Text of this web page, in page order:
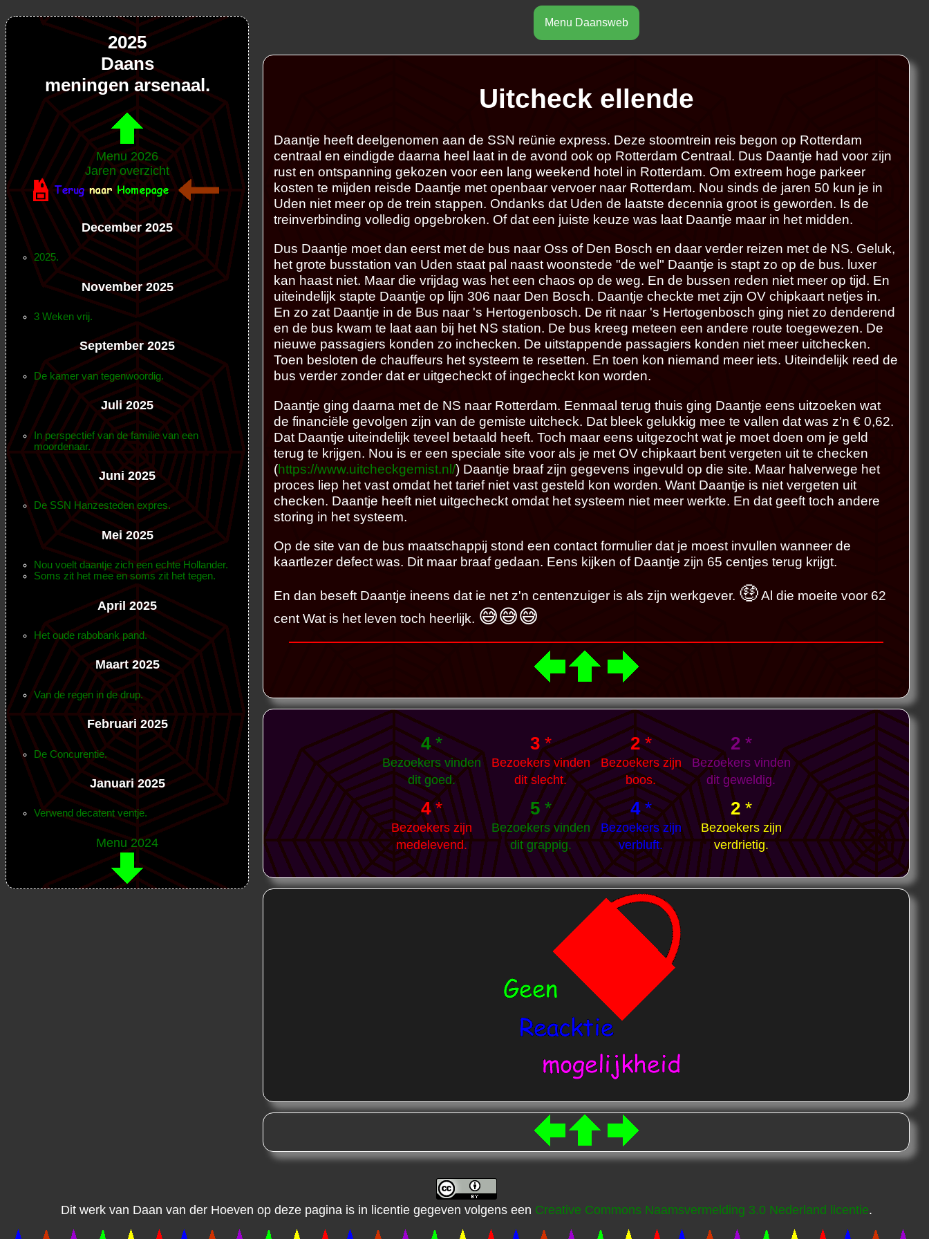
2025
Daans
meningen arsenaal.
Menu 2026
Jaren overzicht
December 2025
2025.
November 2025
3 Weken vrij.
September 2025
De kamer van tegenwoordig.
Juli 2025
In perspectief van de familie van een
moordenaar.
Juni 2025
De SSN Hanzesteden expres.
Mei 2025
Nou voelt daantje zich een echte Hollander.
Soms zit het mee en soms zit het tegen.
April 2025
Het oude rabobank pand.
Maart 2025
Van de regen in de drup.
Februari 2025
De Concurentie.
Januari 2025
Verwend decatent ventje.
Menu 2024
Menu Daansweb
Smal beeldscherm of smal venster. Tekst pas niet naast
elkaar. Scroll naar beneden om de tekst te lezen. of maak
browser venster breeder.
Uitcheck ellende
Daantje heeft deelgenomen aan de SSN reünie express. Deze stoomtrein reis begon op Rotterdam
centraal en eindigde daarna heel laat in de avond ook op Rotterdam Centraal. Dus Daantje had voor zijn
rust en ontspanning gekozen voor een lang weekend hotel in Rotterdam. Om extreem hoge parkeer
kosten te mijden reisde Daantje met openbaar vervoer naar Rotterdam. Nou sinds de jaren 50 kun je in
Uden niet meer op de trein stappen. Ondanks dat Uden de laatste decennia groot is geworden. Is de
treinverbinding volledig opgebroken. Of dat een juiste keuze was laat Daantje maar in het midden.
Dus Daantje moet dan eerst met de bus naar Oss of Den Bosch en daar verder reizen met de NS. Geluk,
het grote busstation van Uden staat pal naast woonstede "de wel" Daantje is stapt zo op de bus. luxer
kan haast niet. Maar die vrijdag was het een chaos op de weg. En de bussen reden niet meer op tijd. En
uiteindelijk stapte Daantje op lijn 306 naar Den Bosch. Daantje checkte met zijn OV chipkaart netjes in.
En zo zat Daantje in de Bus naar 's Hertogenbosch. De rit naar 's Hertogenbosch ging niet zo denderend
en de bus kwam te laat aan bij het NS station. De bus kreeg meteen een andere route toegewezen. De
nieuwe passagiers konden zo inchecken. De uitstappende passagiers konden niet meer uitchecken.
Toen besloten de chauffeurs het systeem te resetten. En toen kon niemand meer iets. Uiteindelijk reed de
bus verder zonder dat er uitgecheckt of ingecheckt kon worden.
Daantje ging daarna met de NS naar Rotterdam. Eenmaal terug thuis ging Daantje eens uitzoeken wat
de financiële gevolgen zijn van de gemiste uitcheck. Dat bleek gelukkig mee te vallen dat was z'n € 0,62.
Dat Daantje uiteindelijk teveel betaald heeft. Toch maar eens uitgezocht wat je moet doen om je geld
terug te krijgen. Nou is er een speciale site voor als je met OV chipkaart bent vergeten uit te checken
(https://www.uitcheckgemist.nl/) Daantje braaf zijn gegevens ingevuld op die site. Maar halverwege het
proces liep het vast omdat het tarief niet vast gesteld kon worden. Want Daantje is niet vergeten uit
checken. Daantje heeft niet uitgecheckt omdat het systeem niet meer werkte. En dat geeft toch andere
storing in het systeem.
Op de site van de bus maatschappij stond een contact formulier dat je moest invullen wanneer de
kaartlezer defect was. Dit maar braaf gedaan. Eens kijken of Daantje zijn 65 centjes terug krijgt.
En dan beseft Daantje ineens dat ie net z'n centenzuiger is als zijn werkgever. 🤑Al die moeite voor 62
cent Wat is het leven toch heerlijk. 😅😅😅
4*
Bezoekers vinden
dit goed.
3*
Bezoekers vinden
dit slecht.
2*
Bezoekers zijn
boos.
2*
Bezoekers vinden
dit geweldig.
4*
Bezoekers zijn
medelevend.
5*
Bezoekers vinden
dit grappig.
4*
Bezoekers zijn
verbluft.
2*
Bezoekers zijn
verdrietig.
Dit werk van Daan van der Hoeven op deze pagina is in licentie gegeven volgens een Creative Commons Naamsvermelding 3.0 Nederland licentie.